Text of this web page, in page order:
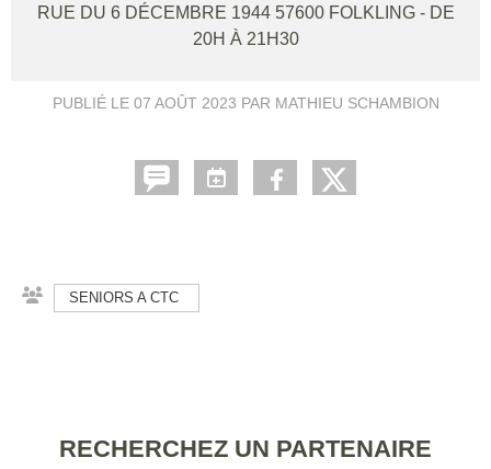
RUE DU 6 DÉCEMBRE 1944 57600 FOLKLING - DE
20H À 21H30
PUBLIÉ LE 07 AOÛT 2023 PAR MATHIEU SCHAMBION
SENIORS A CTC
RECHERCHEZ UN PARTENAIRE